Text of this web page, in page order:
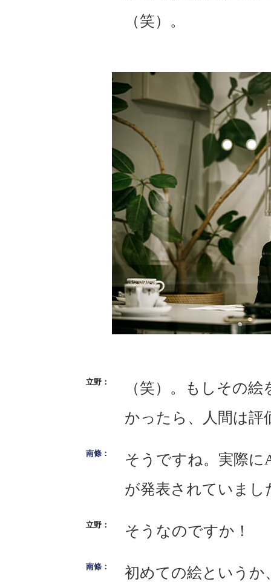
（笑）。
（笑）。もしその
かったら、人間は
そうですね。実際
が発表されていまし
そうなのですか！
初めての絵という